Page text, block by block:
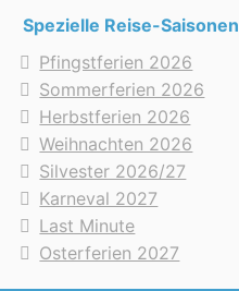
Spezielle Reise-Saisonen
Pfingstferien 2026
Sommerferien 2026
Herbstferien 2026
Weihnachten 2026
Silvester 2026/27
Karneval 2027
Last Minute
Osterferien 2027